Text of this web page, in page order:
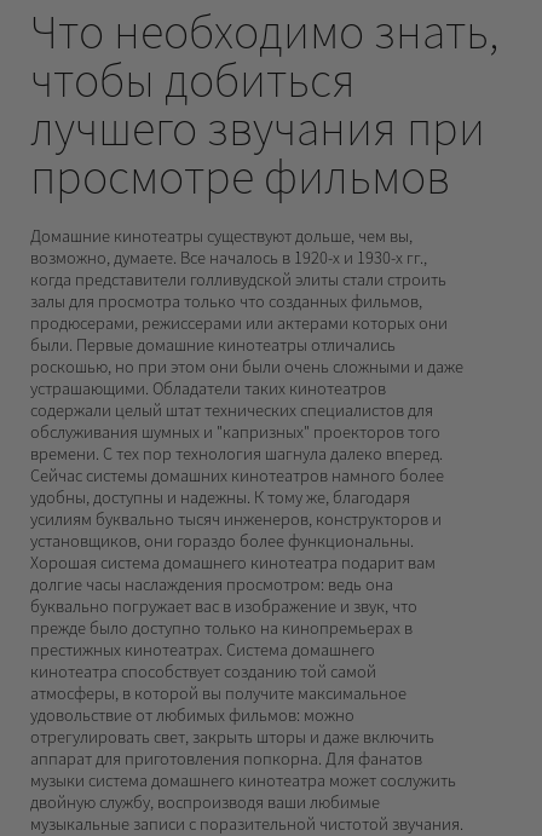
Что необходимо знать,
чтобы добиться
лучшего звучания при
просмотре фильмов
Домашние кинотеатры существуют дольше, чем вы,
возможно, думаете. Все началось в 1920-х и 1930-х гг.,
когда представители голливудской элиты стали строить
залы для просмотра только что созданных фильмов,
продюсерами, режиссерами или актерами которых они
были. Первые домашние кинотеатры отличались
роскошью, но при этом они были очень сложными и даже
устрашающими. Обладатели таких кинотеатров
содержали целый штат технических специалистов для
обслуживания шумных и "капризных" проекторов того
времени. С тех пор технология шагнула далеко вперед.
Сейчас системы домашних кинотеатров намного более
удобны, доступны и надежны. К тому же, благодаря
усилиям буквально тысяч инженеров, конструкторов и
установщиков, они гораздо более функциональны.
Хорошая система домашнего кинотеатра подарит вам
долгие часы наслаждения просмотром: ведь она
буквально погружает вас в изображение и звук, что
прежде было доступно только на кинопремьерах в
престижных кинотеатрах. Система домашнего
кинотеатра способствует созданию той самой
атмосферы, в которой вы получите максимальное
удовольствие от любимых фильмов: можно
отрегулировать свет, закрыть шторы и даже включить
аппарат для приготовления попкорна. Для фанатов
музыки система домашнего кинотеатра может сослужить
двойную службу, воспроизводя ваши любимые
музыкальные записи с поразительной чистотой звучания.